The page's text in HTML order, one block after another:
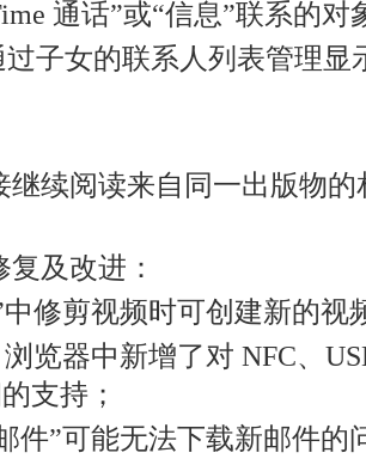
通话”或“信息”联系的对
过子女的联系人列表管理显
继续阅读来自同一出版物
及改进：
中修剪视频时可创建新的视
浏览器中新增了对 NFC、
支持；
件”可能无法下载新邮件的